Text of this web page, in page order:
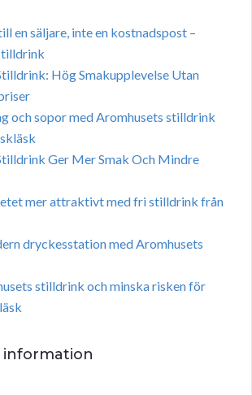
en säljare, inte en kostnadspost –
Hög Smakupplevelse Utan
och sopor med Aromhusets stilldrink
Ger Mer Smak Och Mindre
mer attraktivt med fri stilldrink från
dryckesstation med Aromhusets
stilldrink och minska risken för
information